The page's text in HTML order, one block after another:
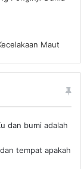
Maut
dan bumi adalah
tempat apakah